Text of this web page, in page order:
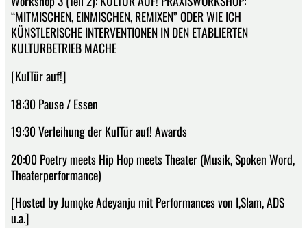
“MITMISCHEN, EINMISCHEN, REMIXEN” ODER WIE ICH
KÜNSTLERISCHE INTERVENTIONEN IN DEN ETABLIERTEN
KULTURBETRIEB MACHE
[KulTür auf!]
18:30 Pause / Essen
19:30 Verleihung der KulTür auf! Awards
20:00 Poetry meets Hip Hop meets Theater (Musik, Spoken Word,
Theaterperformance)
[Hosted by Jumọke Adeyanju mit Performances von I,Slam, ADS
u.a.]